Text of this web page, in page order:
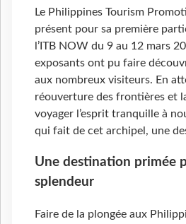
Le Philippines Tourism
présent pour sa première
l’ITB NOW du 9 au 12 mars
exposants ont pu faire
aux nombreux visiteurs. En
réouverture des frontières et
voyager l’esprit tranquille à
qui fait de cet archipel, une
Une destination primée
splendeur
Faire de la plongée aux